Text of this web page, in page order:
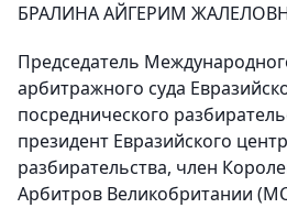
БРАЛИНА АЙГЕРИМ
Председатель
арбитражного суда
посреднического
президент Евразийского
разбирательства, член
Арбитров Великобритании